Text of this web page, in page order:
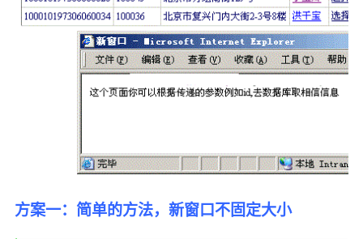
方案一：简单的方法，新窗口不固定大小